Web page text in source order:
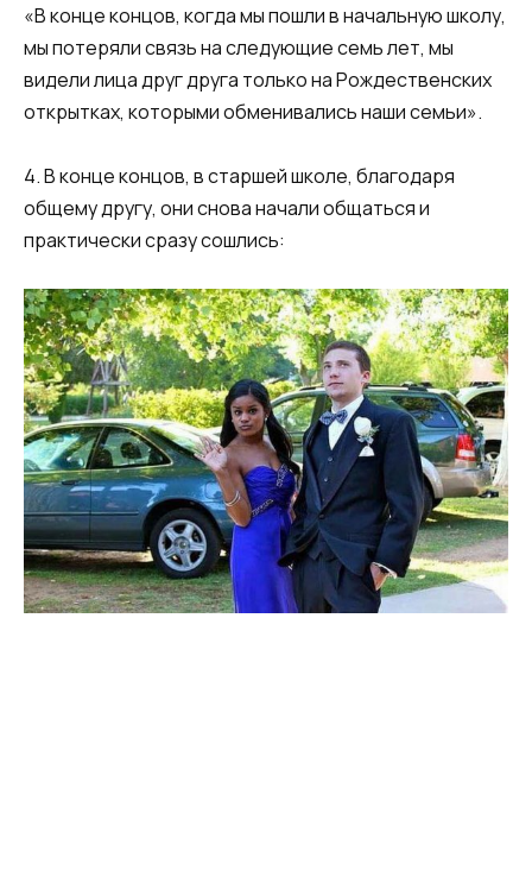
«В конце концов, когда мы пошли в начальную школу,
мы потеряли связь на следующие семь лет, мы
видели лица друг друга только на Рождественских
открытках, которыми обменивались наши семьи».
4. В конце концов, в старшей школе, благодаря
общему другу, они снова начали общаться и
практически сразу сошлись: